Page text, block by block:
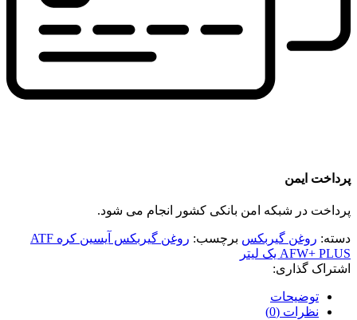
پرداخت ایمن
پرداخت در شبکه امن بانکی کشور انجام می شود.
دسته: روغن گیربکس برچسب:
روغن گیربکس آیسین کره ATF
AFW+ PLUS یک لیتر
اشتراک گذاری:
توضیحات
نظرات (0)